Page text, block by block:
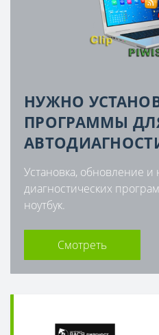
НУЖНО
ПРОГРАММЫ
Установка, обновление и
диагностических
ноутбук.
Смотреть